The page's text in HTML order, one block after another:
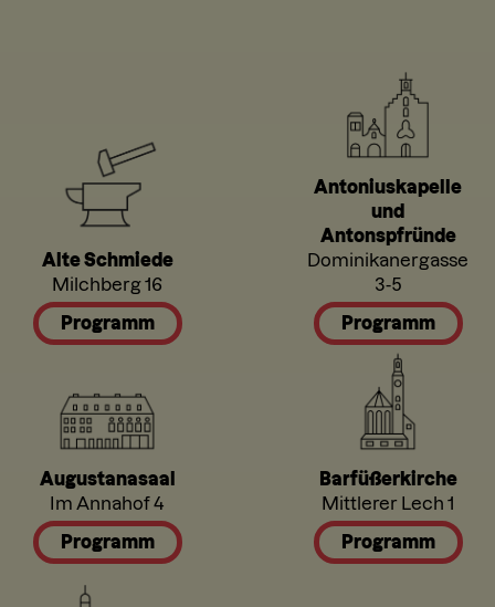
Alte Schmiede
Milchberg 16
Programm
Antoniuskapelle
und
Antonspfründe
Dominikanergasse
3-5
Programm
Augustanasaal
Im Annahof 4
Programm
Barfüßerkirche
Mittlerer Lech 1
Programm